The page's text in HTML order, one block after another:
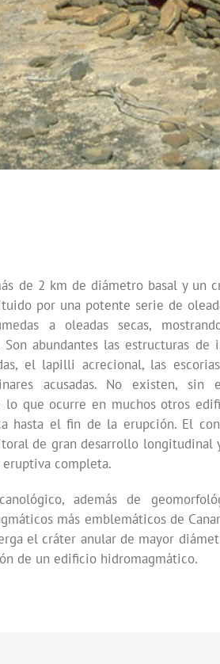
de 2 km de diámetro basal y un
por una potente serie de
a oleadas secas,
abundantes las estructuras de
el lapilli acrecional, las
acusadas. No existen, sin
que ocurre en muchos otros
hasta el fin de la erupción. El
de gran desarrollo longitudinal
completa.
además de
más emblemáticos de
el cráter anular de mayor
de un edificio hidromagmático.